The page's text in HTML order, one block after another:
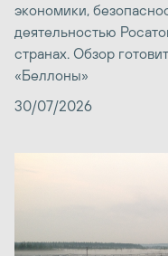
экономики,
деятельностью
странах. Обзор
«Беллоны»
30/07/2026